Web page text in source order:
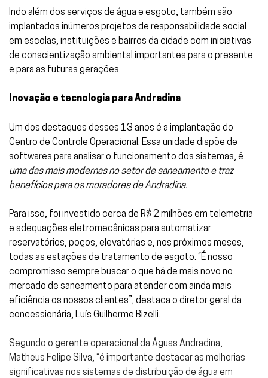
Indo além dos serviços de água e esgoto, também são
implantados inúmeros projetos de responsabilidade social
em escolas, instituições e bairros da cidade com iniciativas
de conscientização ambiental importantes para o presente
e para as futuras gerações.
Inovação e tecnologia para Andradina
Um dos destaques desses 13 anos é a implantação do
Centro de Controle Operacional. Essa unidade dispõe de
softwares para analisar o funcionamento dos sistemas, é
uma das mais modernas no setor de saneamento e traz
benefícios para os moradores de Andradina.
Para isso, foi investido cerca de R$ 2 milhões em telemetria
e adequações eletromecânicas para automatizar
reservatórios, poços, elevatórias e, nos próximos meses,
todas as estações de tratamento de esgoto. “É nosso
compromisso sempre buscar o que há de mais novo no
mercado de saneamento para atender com ainda mais
eficiência os nossos clientes”, destaca o diretor geral da
concessionária, Luís Guilherme Bizelli.
Segundo o gerente operacional da Águas Andradina,
Matheus Felipe Silva, “é importante destacar as melhorias
significativas nos sistemas de distribuição de água em